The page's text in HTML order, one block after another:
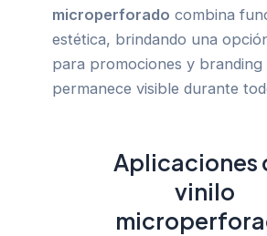
microperforado combina
estética, brindando una
para promociones y branding
permanece visible durante
Aplicaciones
vinilo